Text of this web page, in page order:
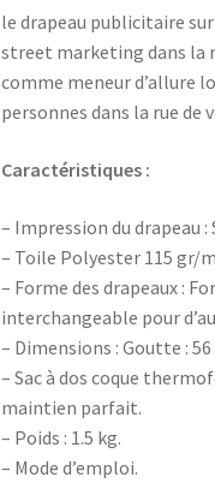
le drapeau publicitaire
street marketing dans la
comme meneur d’allure
personnes dans la rue
Caractéristiques :
– Impression du drapeau
– Toile Polyester 115 gr/
– Forme des drapeaux :
interchangeable pour
– Dimensions : Goutte : 56
– Sac à dos coque
maintien parfait.
– Poids : 1.5 kg.
– Mode d’emploi.